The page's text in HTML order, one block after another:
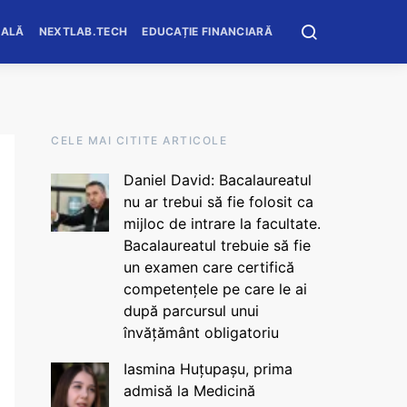
NEXTLAB.TECH EDUCAȚIE FINANCIARĂ
CELE MAI CITITE ARTICOLE
Daniel David: Bacalaureatul
nu ar trebui să fie folosit ca
mijloc de intrare la facultate.
Bacalaureatul trebuie să fie
un examen care certifică
competențele pe care le ai
după parcursul unui
învățământ obligatoriu
Iasmina Huțupașu, prima
admisă la Medicină